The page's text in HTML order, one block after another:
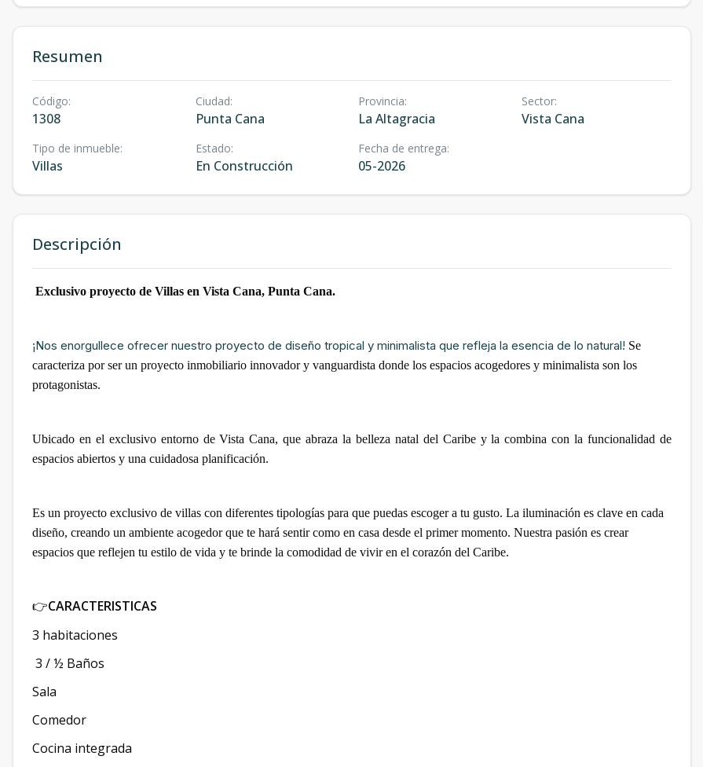
Resumen
Código:
1308
Ciudad:
Punta Cana
Provincia:
La Altagracia
Sector:
Vista Cana
Tipo de inmueble:
Villas
Estado:
En Construcción
Fecha de entrega:
05-2026
Descripción
Exclusivo proyecto de Villas en Vista Cana, Punta Cana.
¡Nos enorgullece ofrecer nuestro proyecto de diseño tropical y minimalista que refleja la esencia de lo natural! Se
caracteriza por ser un proyecto inmobiliario innovador y vanguardista donde los espacios acogedores y minimalista son los
protagonistas.
Ubicado en el exclusivo entorno de Vista Cana, que abraza la belleza natal del Caribe y la combina con la funcionalidad de
espacios abiertos y una cuidadosa planificación.
Es un proyecto exclusivo de villas con diferentes tipologías para que puedas escoger a tu gusto. La iluminación es clave en cada
diseño, creando un ambiente acogedor que te hará sentir como en casa desde el primer momento. Nuestra pasión es crear
espacios que reflejen tu estilo de vida y te brinde la comodidad de vivir en el corazón del Caribe.
👉CARACTERISTICAS
3 habitaciones
3 / ½ Baños
Sala
Comedor
Cocina integrada